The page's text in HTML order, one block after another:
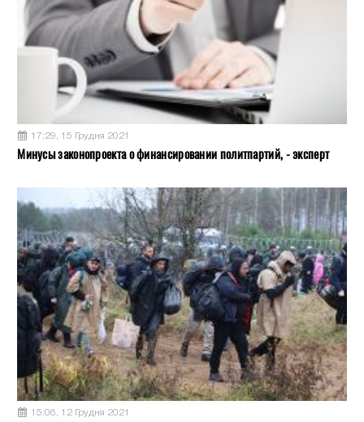
17:29, 15 Грудня 2021
Минусы законопроекта о финансировании политпартий, - эксперт
15:06, 12 Грудня 2021